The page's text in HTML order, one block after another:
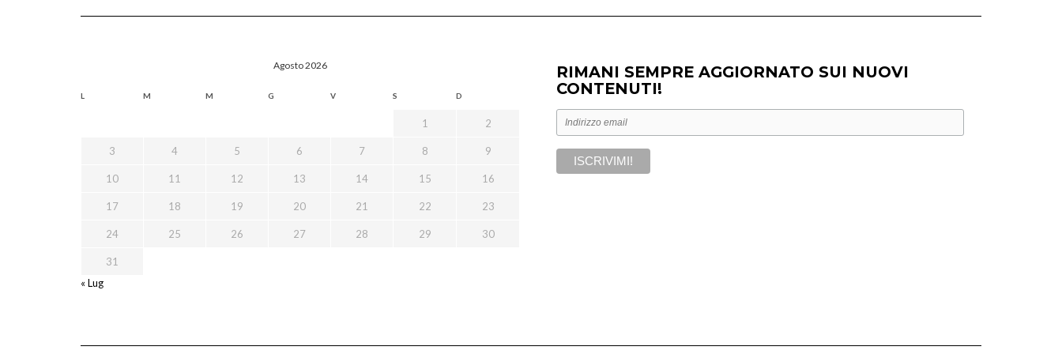
Agosto 2026
L M M G V S D
1 2
3 4 5 6 7 8 9
10 11 12 13 14 15 16
17 18 19 20 21 22 23
24 25 26 27 28 29 30
31
« Lug
RIMANI SEMPRE AGGIORNATO SUI NUOVI
CONTENUTI!